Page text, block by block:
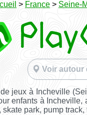
> France > Seine-
Voir autour
jeux à Incheville
enfants à Incheville,
park, pump